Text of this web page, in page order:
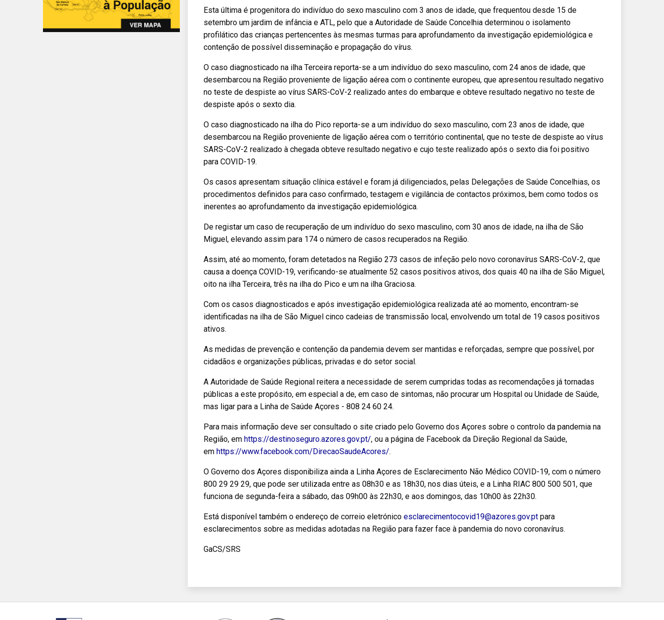
Esta última é progenitora do indivíduo do sexo masculino com 3 anos de idade, que frequentou desde 15 de
setembro um jardim de infância e ATL, pelo que a Autoridade de Saúde Concelhia determinou o isolamento
profilático das crianças pertencentes às mesmas turmas para aprofundamento da investigação epidemiológica e
contenção de possível disseminação e propagação do vírus.
O caso diagnosticado na ilha Terceira reporta-se a um indivíduo do sexo masculino, com 24 anos de idade, que
desembarcou na Região proveniente de ligação aérea com o continente europeu, que apresentou resultado negativo
no teste de despiste ao vírus SARS-CoV-2 realizado antes do embarque e obteve resultado negativo no teste de
despiste após o sexto dia.
O caso diagnosticado na ilha do Pico reporta-se a um indivíduo do sexo masculino, com 23 anos de idade, que
desembarcou na Região proveniente de ligação aérea com o território continental, que no teste de despiste ao vírus
SARS-CoV-2 realizado à chegada obteve resultado negativo e cujo teste realizado após o sexto dia foi positivo
para COVID-19.
Os casos apresentam situação clínica estável e foram já diligenciados, pelas Delegações de Saúde Concelhias, os
procedimentos definidos para caso confirmado, testagem e vigilância de contactos próximos, bem como todos os
inerentes ao aprofundamento da investigação epidemiológica.
De registar um caso de recuperação de um indivíduo do sexo masculino, com 30 anos de idade, na ilha de São
Miguel, elevando assim para 174 o número de casos recuperados na Região.
Assim, até ao momento, foram detetados na Região 273 casos de infeção pelo novo coronavírus SARS-CoV-2, que
causa a doença COVID-19, verificando-se atualmente 52 casos positivos ativos, dos quais 40 na ilha de São Miguel,
oito na ilha Terceira, três na ilha do Pico e um na ilha Graciosa.
Com os casos diagnosticados e após investigação epidemiológica realizada até ao momento, encontram-se
identificadas na ilha de São Miguel cinco cadeias de transmissão local, envolvendo um total de 19 casos positivos
ativos.
As medidas de prevenção e contenção da pandemia devem ser mantidas e reforçadas, sempre que possível, por
cidadãos e organizações públicas, privadas e do setor social.
A Autoridade de Saúde Regional reitera a necessidade de serem cumpridas todas as recomendações já tornadas
públicas a este propósito, em especial a de, em caso de sintomas, não procurar um Hospital ou Unidade de Saúde,
mas ligar para a Linha de Saúde Açores - 808 24 60 24.
Para mais informação deve ser consultado o site criado pelo Governo dos Açores sobre o controlo da pandemia na
Região, em https://destinoseguro.azores.gov.pt/, ou a página de Facebook da Direção Regional da Saúde,
em https://www.facebook.com/DirecaoSaudeAcores/.
O Governo dos Açores disponibiliza ainda a Linha Açores de Esclarecimento Não Médico COVID-19, com o número
800 29 29 29, que pode ser utilizada entre as 08h30 e as 18h30, nos dias úteis, e a Linha RIAC 800 500 501, que
funciona de segunda-feira a sábado, das 09h00 às 22h30, e aos domingos, das 10h00 às 22h30.
Está disponível também o endereço de correio eletrónico esclarecimentocovid19@azores.gov.ptpara
esclarecimentos sobre as medidas adotadas na Região para fazer face à pandemia do novo coronavírus.
GaCS/SRS